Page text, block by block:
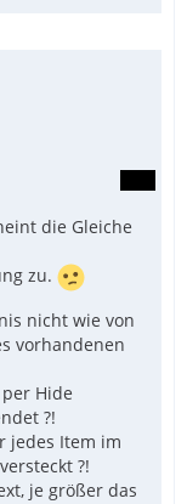
die Gleiche
zu.
nicht wie von
vorhandenen
Hide
?!
jedes Item im
?!
je größer das